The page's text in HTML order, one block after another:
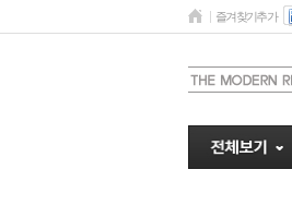
즐겨찾기추가